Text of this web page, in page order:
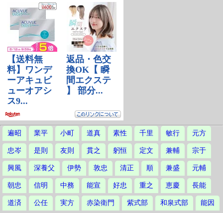
遍昭 業平 小町 道真 素性 千里 敏行 元方
忠岑 是則 友則 貫之 躬恒 定文 兼輔 宗于
興風 深養父 伊勢 敦忠 清正 順 兼盛 元輔
朝忠 信明 中務 能宣 好忠 重之 恵慶 長能
道済 公任 実方 赤染衛門 紫式部 和泉式部 能因